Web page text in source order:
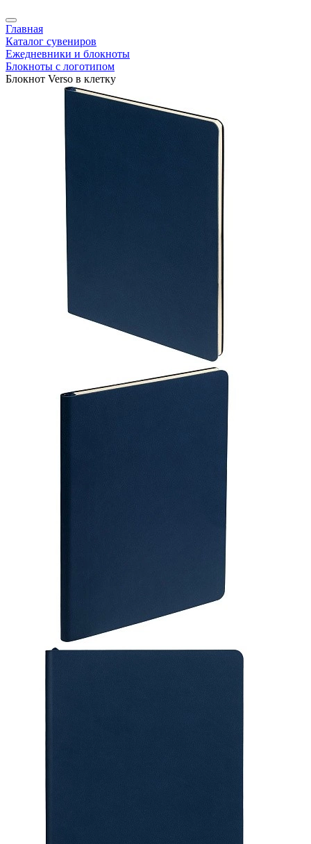
Главная
Каталог сувениров
Ежедневники и блокноты
Блокноты с логотипом
Блокнот Verso в клетку